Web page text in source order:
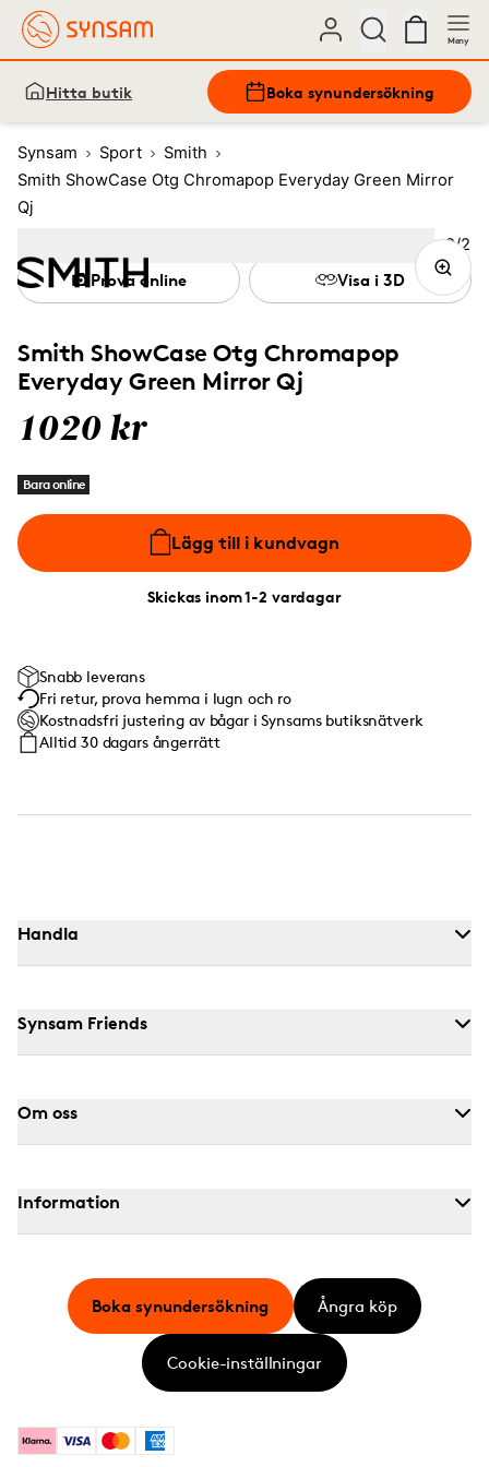
Meny
Hitta butik Boka synundersökning
Synsam Sport
Smith
Smith ShowCase Otg Chromapop Everyday Green Mirror
Qj
Smith ShowCase Otg Chromapop
Everyday Green Mirror Qj
1020 kr
Bara online
Lägg till i kundvagn
Skickas inom 1-2 vardagar
Prova online Visa i 3D
Snabb leverans
Fri retur, prova hemma i lugn och ro
Kostnadsfri justering av bågar i Synsams butiksnätverk
Alltid 30 dagars ångerrätt
Bild
2/2
Image (Current image)
Handla
Synsam Friends
Om oss
Information
KlarnaVisa MastercardAmerican Express
Boka synundersökning Ångra köp
Cookie-inställningar